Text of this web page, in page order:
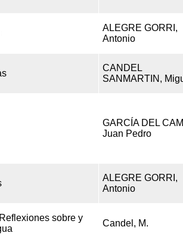
ALEGRE GORRI,
Antonio
CANDEL
SANMARTIN,
GARCÍA DEL
Juan Pedro
ALEGRE GORRI,
Antonio
sobre y
Candel, M.